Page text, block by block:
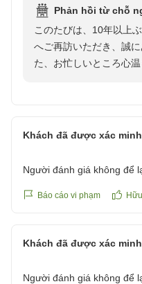
が、また利用させていただ
クチコミの詳細はこちら
https://
reviewId=33123478604198
Phản hồi từ chỗ
このたびは、10年以上
へご再訪いただき、誠
た、お忙しいところ心
の対応に至るまで「大
光栄に存じます。快適
たこと、スタッフ一同
役に立てたようで幸いで
温かいおもてなしでお
またいわきにお越しの
Khách đã được xác minh
Người đánh giá không để
Báo cáo vi phạm
Khách đã được xác minh
Người đánh giá không để